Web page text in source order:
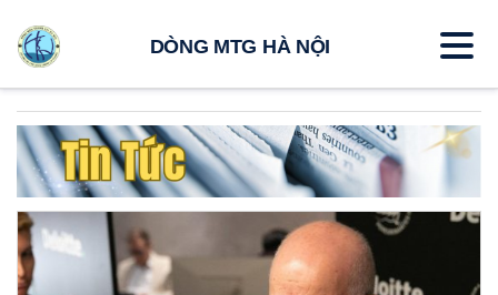
DÒNG MTG HÀ NỘI